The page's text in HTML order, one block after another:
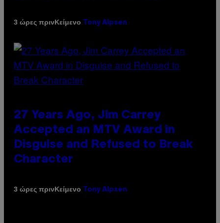
3 ώρες πρινΚείμενο Tony Alpsen
27 Years Ago, Jim Carrey
Accepted an MTV Award in
Disguise and Refused to Break
Character
3 ώρες πρινΚείμενο Tony Alpsen